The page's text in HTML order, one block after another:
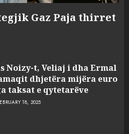
Gaz Paja thirret
Noizy-t, Veliaj i dha Ermal
dhjetëra mijëra euro
taksat e qytetarëve
18, 2025